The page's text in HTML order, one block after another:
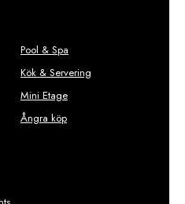
Pool & Spa
Kök & Servering
Mini Etage
Ångra köp